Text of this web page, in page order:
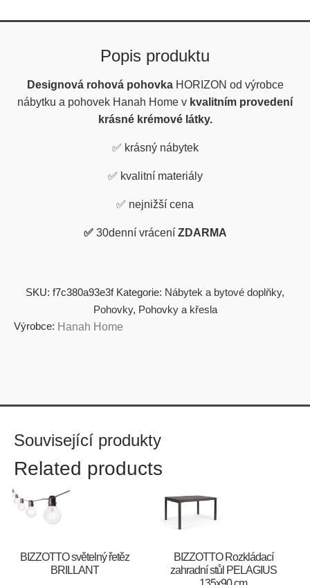
Popis produktu
Designová rohová pohovkaHORIZON od výrobce
nábytku a pohovek Hanah Home v kvalitním provedení
krásné krémové látky.
✅ krásný nábytek
✅ kvalitní materiály
✅ nejnižší cena
✅ 30denní vrácení ZDARMA
SKU: f7c380a93e3f Kategorie: Nábytek a bytové doplňky,
Pohovky, Pohovky a křesla
Výrobce: Hanah Home
Související produkty
Related products
BIZZOTTO světelný řetěz
BRILLANT
BIZZOTTO Rozkládací
zahradní stůl PELAGIUS